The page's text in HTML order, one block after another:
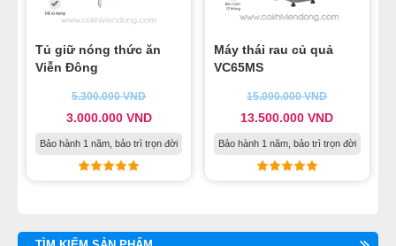
Tủ giữ nóng thức ăn
Viễn Đông
5.300.000VND
3.000.000 VND
Bảo hành 1 năm, bảo trì trọn đời
Máy thái rau củ quả
VC65MS
15.000.000VND
13.500.000VND
Bảo hành 1 năm, bảo trì trọn đời